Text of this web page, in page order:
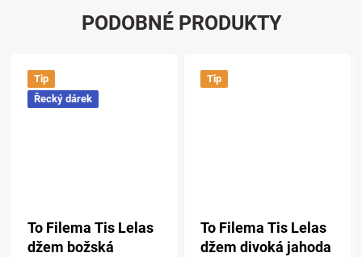
PODOBNÉ PRODUKTY
Tip
Řecký dárek
To Filema Tis Lelas
džem božská
Tip
To Filema Tis Lelas
džem divoká jahoda